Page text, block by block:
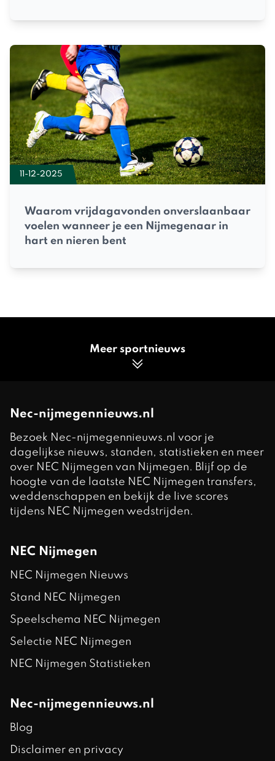
11-12-2025
Waarom vrijdagavonden onverslaanbaar
voelen wanneer je een Nijmegenaar in
hart en nieren bent
Meer sportnieuws
Nec-nijmegennieuws.nl
Bezoek Nec-nijmegennieuws.nl voor je
dagelijkse nieuws, standen, statistieken en meer
over NEC Nijmegen van Nijmegen. Blijf op de
hoogte van de laatste NEC Nijmegen transfers,
weddenschappen en bekijk de live scores
tijdens NEC Nijmegen wedstrijden.
NEC Nijmegen
NEC Nijmegen Nieuws
Stand NEC Nijmegen
Speelschema NEC Nijmegen
Selectie NEC Nijmegen
NEC Nijmegen Statistieken
Nec-nijmegennieuws.nl
Blog
Disclaimer en privacy